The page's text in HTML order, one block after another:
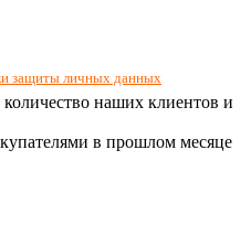
защиты личных данных
наших клиентов и
в прошлом месяце